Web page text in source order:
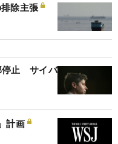
除主張
停止 サイバ
計画